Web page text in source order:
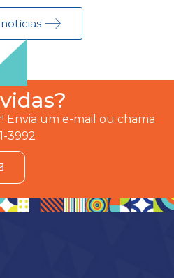
Envia um e-mail ou chama
3992